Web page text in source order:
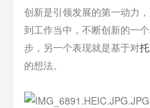
创新是引领发展的第一动力
到工作当中，不断创新的一
步，另一个表现就是基于对
的想法。